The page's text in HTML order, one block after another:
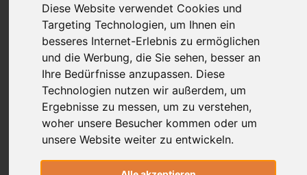
Diese Website verwendet Cookies und
Targeting Technologien, um Ihnen ein
besseres Internet-Erlebnis zu ermöglichen
und die Werbung, die Sie sehen, besser an
Ihre Bedürfnisse anzupassen. Diese
Technologien nutzen wir außerdem, um
Ergebnisse zu messen, um zu verstehen,
woher unsere Besucher kommen oder um
unsere Website weiter zu entwickeln.
Dies ist der zweite Meilenstein in Deiner
AYI®Inspired Ausbildung. In diesem E-
Learning bekommst Du insgesamt
folgende Aufgaben: 10 mal Praxis mit
verschiedenem Fokus, 4 theoretische
Aufgaben und 10 mal Unterrichten mit
verschiedenem Fokus und 3 Aufgaben zur
persönlichen Reflexion. Der letzte dieser
10 Unterrichtsaufgaben soll gefilmt